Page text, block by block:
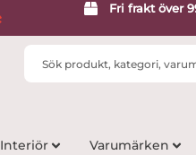
Fri frakt över
Search
Interiör Varumärken